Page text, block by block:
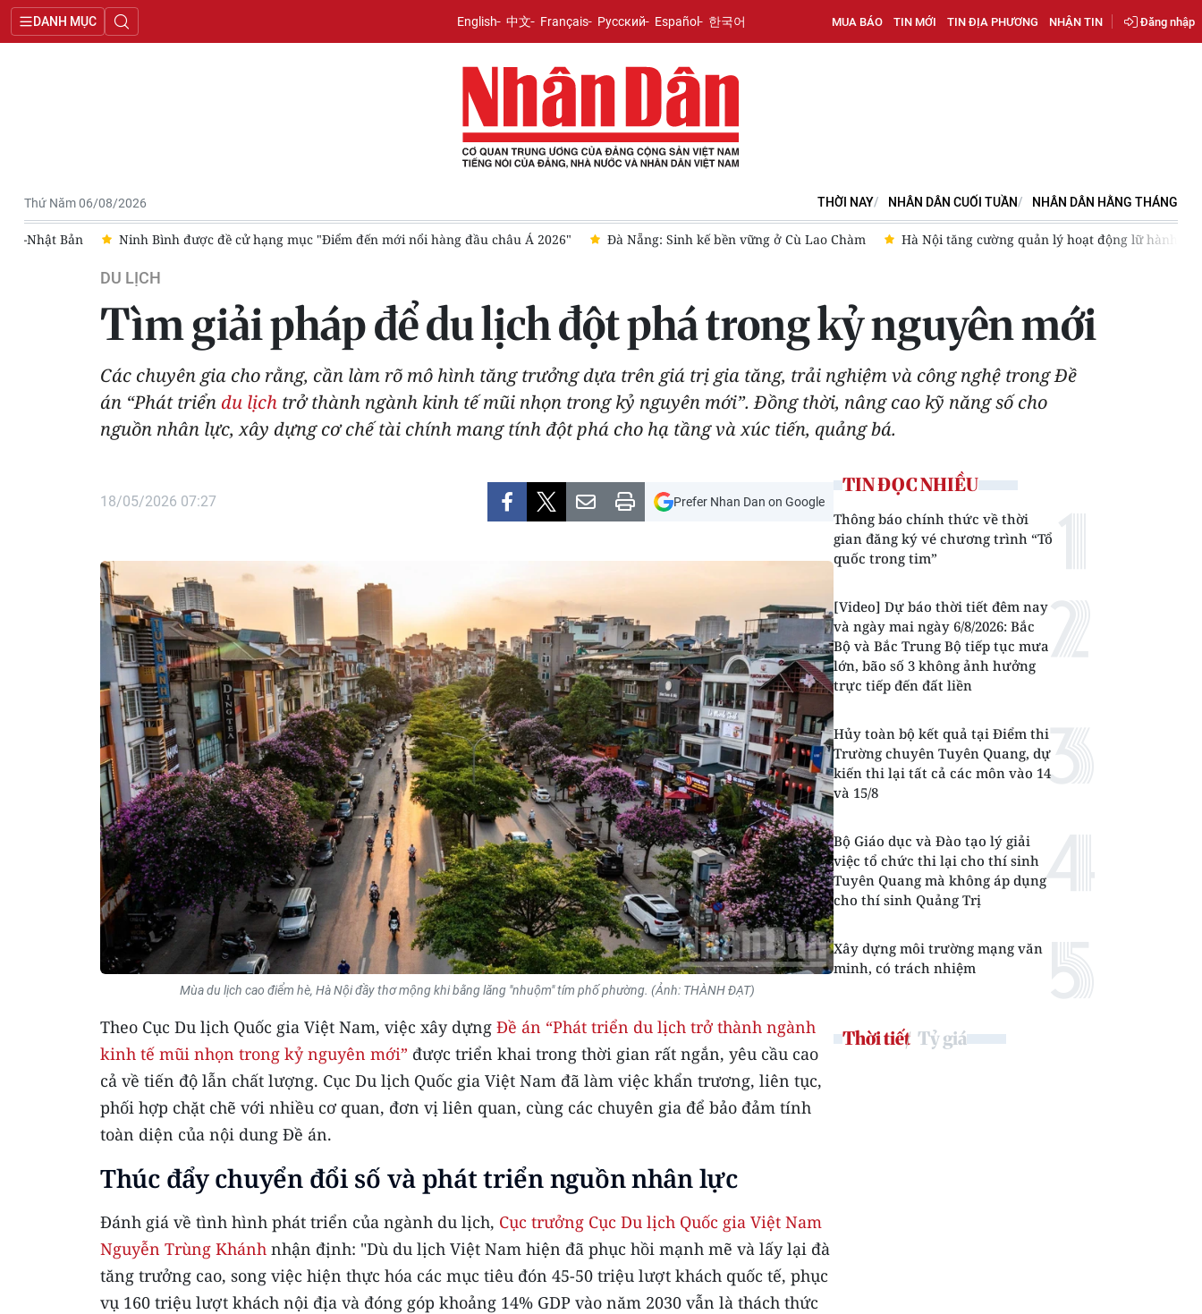
DANH MỤC English 中文 Français Русский Español 한국어 MUA BÁO TIN MỚI TIN ĐỊA PHƯƠNG NHẬN TIN Đăng nhập
Thứ Năm 06/08/2026 THỜI NAY NHÂN DÂN CUỐI TUẦN NHÂN DÂN HẰNG THÁNG
Nhật Bản Ninh Bình được đề cử hạng mục "Điểm đến mới nổi hàng đầu châu Á 2026" Đà Nẵng: Sinh kế bền vững ở Cù Lao Chàm Hà Nội tăng cường quản lý hoạt động lữ hành
DU LỊCH
Tìm giải pháp để du lịch đột phá trong kỷ nguyên mới
Các chuyên gia cho rằng, cần làm rõ mô hình tăng trưởng dựa trên giá trị gia tăng, trải nghiệm và công nghệ trong Đề
án “Phát triểndu lịch trở thành ngành kinh tế mũi nhọn trong kỷ nguyên mới”. Đồng thời, nâng cao kỹ năng số cho
nguồn nhân lực, xây dựng cơ chế tài chính mang tính đột phá cho hạ tầng và xúc tiến, quảng bá.
18/05/2026 07:27 Prefer Nhan Dan on Google
Mùa du lịch cao điểm hè, Hà Nội đầy thơ mộng khi bằng lăng "nhuộm" tím phố phường. (Ảnh: THÀNH ĐẠT)
Theo Cục Du lịch Quốc gia Việt Nam, việc xây dựng Đề án “Phát triển du lịch trở thành ngành
kinh tế mũi nhọn trong kỷ nguyên mới” được triển khai trong thời gian rất ngắn, yêu cầu cao
cả về tiến độ lẫn chất lượng. Cục Du lịch Quốc gia Việt Nam đã làm việc khẩn trương, liên tục,
phối hợp chặt chẽ với nhiều cơ quan, đơn vị liên quan, cùng các chuyên gia để bảo đảm tính
toàn diện của nội dung Đề án.​
Thúc đẩy chuyển đổi số và phát triển nguồn nhân lực
Đánh giá về tình hình phát triển của ngành du lịch, Cục trưởng Cục Du lịch Quốc gia Việt Nam
Nguyễn Trùng Khánh nhận định: "Dù du lịch Việt Nam hiện đã phục hồi mạnh mẽ và lấy lại đà
tăng trưởng cao, song việc hiện thực hóa các mục tiêu đón 45-50 triệu lượt khách quốc tế, phục
vụ 160 triệu lượt khách nội địa và đóng góp khoảng 14% GDP vào năm 2030 vẫn là thách thức
TIN ĐỌC NHIỀU
Thông báo chính thức về thời
gian đăng ký vé chương trình “Tổ
quốc trong tim”
[Video] Dự báo thời tiết đêm nay
và ngày mai ngày 6/8/2026: Bắc
Bộ và Bắc Trung Bộ tiếp tục mưa
lớn, bão số 3 không ảnh hưởng
trực tiếp đến đất liền
Hủy toàn bộ kết quả tại Điểm thi
Trường chuyên Tuyên Quang, dự
kiến thi lại tất cả các môn vào 14
và 15/8
Bộ Giáo dục và Đào tạo lý giải
việc tổ chức thi lại cho thí sinh
Tuyên Quang mà không áp dụng
cho thí sinh Quảng Trị
Xây dựng môi trường mạng văn
minh, có trách nhiệm
Thời tiết Tỷ giá